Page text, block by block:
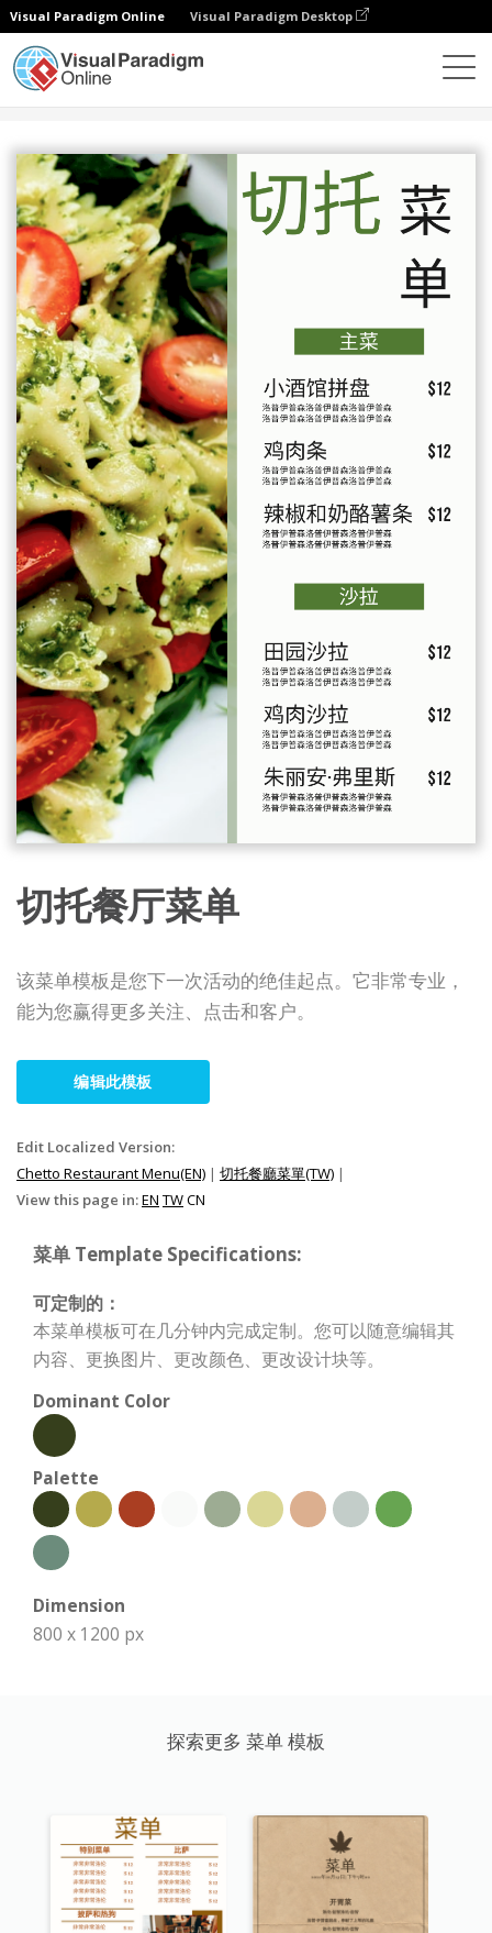
Visual Paradigm Online Visual Paradigm Desktop
切托餐厅菜单
该菜单模板是您下一次活动的绝佳起点。它非常专业，
能为您赢得更多关注、点击和客户。
编辑此模板
Edit Localized Version:
Chetto Restaurant Menu(EN) | 切托餐廳菜單(TW) |
View this page in:EN TWCN
菜单 Template Specifications:
可定制的：
本菜单模板可在几分钟内完成定制。您可以随意编辑其
内容、更换图片、更改颜色、更改设计块等。
Dominant Color
Palette
Dimension
800 x 1200 px
探索更多 菜单 模板